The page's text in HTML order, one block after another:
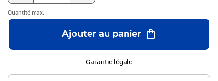
Quantité max.
Ajouter au panier
Garantie légale